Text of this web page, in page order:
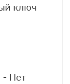
ключ
Нет